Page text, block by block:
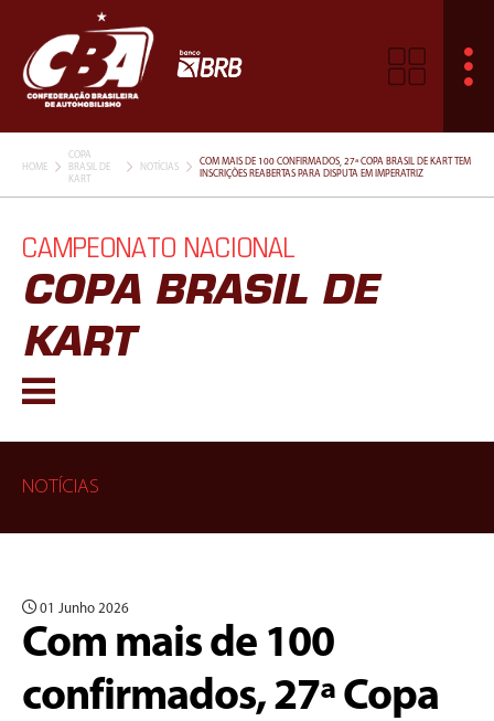
HOME
COPA
BRASIL DE
KART
NOTÍCIAS
COM MAIS DE 100 CONFIRMADOS, 27ª COPA BRASIL DE KART TEM
INSCRIÇÕES REABERTAS PARA DISPUTA EM IMPERATRIZ
CAMPEONATO NACIONAL
COPA BRASIL DE
KART
NOTÍCIAS
01 Junho 2026
Com mais de 100
confirmados, 27ª Copa